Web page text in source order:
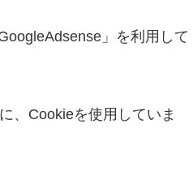
」を利用して
、Cookieを使用していま